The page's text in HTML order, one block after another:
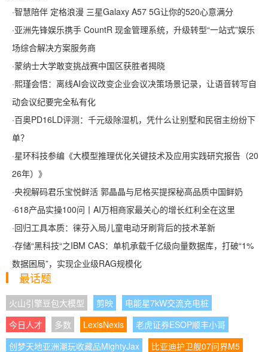
·智慧陪伴 定格浪漫 三星Galaxy A57 5G让你的520心意满分
·亚洲先锋娱乐携手 CountR 现金管理系统，升级转型“一站式”娱乐
场综合解决方案服务商
·蒙纳士大学敢变挑战赛中国区获胜者揭晓
·熙瑾会悟：离线AI会议改变企业会议决策场景记录，让语音转写自
动会议纪要完全私有化
·百奥PD16LD评测：千元级除湿机，凭什么让别墅和民宿主纷纷下
单？
·星环科技参编《大模型推理优化关键技术及应用实践研究报告（20
26年）》
·央视解码君乐宝悦鲜活 郭晶晶与尼格买提探秘高品质中国鲜奶
·618产品实操100问丨AI万相商家最关心的增长红利全在这里
·回归工具本质：徕芬入局儿童电动牙刷背后的技术革新
·存储“黑科技“之IBM CAS：单机承载千亿级向量数据库，打破“1%
数据困局”，实现企业级RAG规模化
最话题
火山引擎豆包大模型 剪映
电能星7kW交流充电桩
今日人才
多数 LexisNexis
老虎证券ESOP顺丰小哥
创梦天地亚洲潮玩收藏品MightyJax
比亚迪护卫舰07问界M5